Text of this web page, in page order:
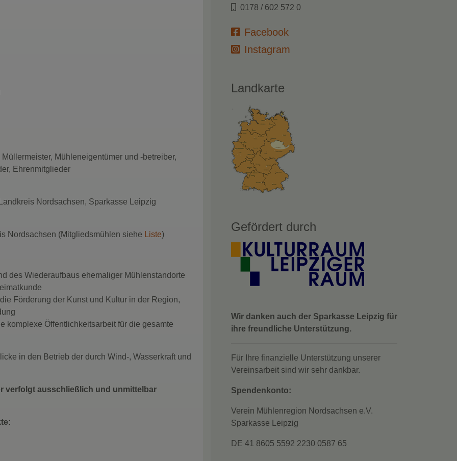
Mühleneigentümer und -betreiber,
Ehrenmitglieder
Nordsachsen, Sparkasse Leipzig
Nordsachsen (Mitgliedsmühlen siehe Liste)
des Wiederaufbaus ehemaliger Mühlenstandorte
Förderung der Kunst und Kultur in der Region,
komplexe Öffentlichkeitsarbeit für die gesamte
in den Betrieb der durch Wind-, Wasserkraft und
verfolgt ausschließlich und unmittelbar
0178 / 602 572 0
Facebook
Instagram
Landkarte
Gefördert durch
Wir danken auch der Sparkasse Leipzig für
ihre freundliche Unterstützung.
Für Ihre finanzielle Unterstützung unserer
Vereinsarbeit sind wir sehr dankbar.
Spendenkonto:
Verein Mühlenregion Nordsachsen e.V.
Sparkasse Leipzig
DE 41 8605 5592 2230 0587 65